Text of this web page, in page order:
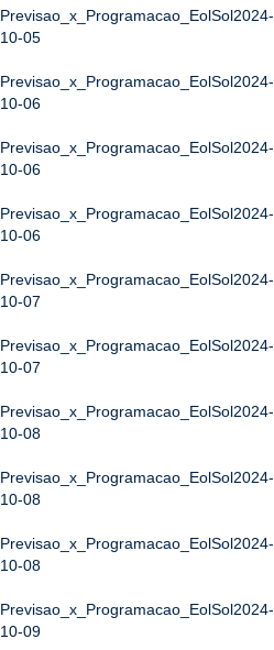
Previsao_x_Programacao_EolSol2024-
10-05
Previsao_x_Programacao_EolSol2024-
10-06
Previsao_x_Programacao_EolSol2024-
10-06
Previsao_x_Programacao_EolSol2024-
10-06
Previsao_x_Programacao_EolSol2024-
10-07
Previsao_x_Programacao_EolSol2024-
10-07
Previsao_x_Programacao_EolSol2024-
10-08
Previsao_x_Programacao_EolSol2024-
10-08
Previsao_x_Programacao_EolSol2024-
10-08
Previsao_x_Programacao_EolSol2024-
10-09